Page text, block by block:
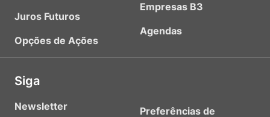
Juros Futuros
Opções de Ações
Empresas B3
Agendas
Siga
Newsletter
Preferências de